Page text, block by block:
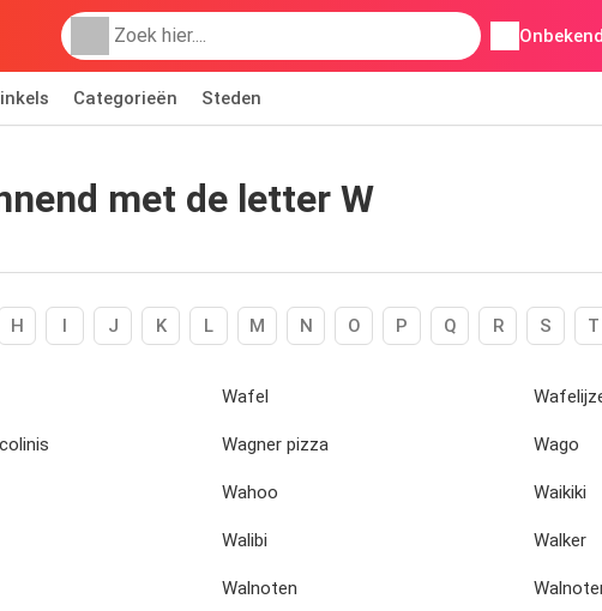
Onbekend
Categorieën Steden
met de letter W
H I J K L M N O P Q R S T
Wafel
Wagner pizza Wago
Wahoo Waikiki
Walibi Walker
Walnoten